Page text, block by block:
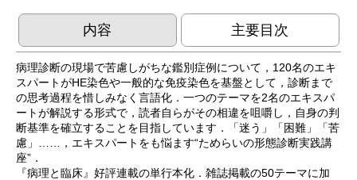
内容 主要目次
病理診断の現場で苦慮しがちな鑑別症例について，120名のエキ
スパートがHE染色や一般的な免疫染色を基盤として，診断まで
の思考過程を惜しみなく言語化．一つのテーマを2名のエキスパ
ートが解説する形式で，読者自らがその相違を咀嚼し，自身の判
断基準を確立することを目指しています．「迷う」「困難」「苦
慮」……，エキスパートをも悩ます“ためらいの形態診断実践講
座”．
『病理と臨床』好評連載の単行本化．雑誌掲載の50テーマに加